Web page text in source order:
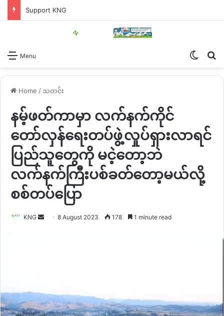
Support KNG
Menu
Home / သတင်း
နမ့်ဖတ်ကာမှာ လက်နက်ကိုင်
တော်လှန်ရေးတပ်ဖွဲ့လှုပ်ရှားလာရင်
ပြည်သူတွေကို မငဲ့တော့ဘဲ
လက်နက်ကြီးပစ်ခတ်တော့မယ်လို့
စစ်တပ်ပြော
KNG
Send8 August 2023 178 1 minute read